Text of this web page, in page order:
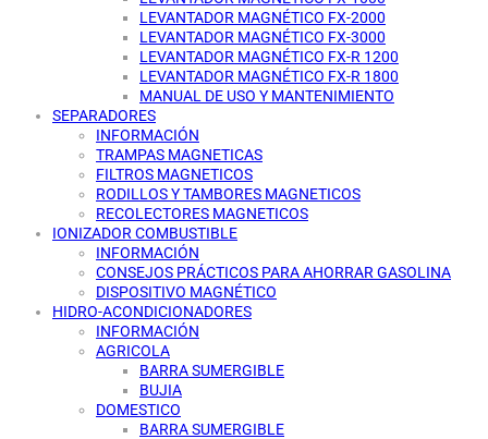
LEVANTADOR MAGNÉTICO FX-2000
LEVANTADOR MAGNÉTICO FX-3000
LEVANTADOR MAGNÉTICO FX-R 1200
LEVANTADOR MAGNÉTICO FX-R 1800
MANUAL DE USO Y MANTENIMIENTO
SEPARADORES
INFORMACIÓN
TRAMPAS MAGNETICAS
FILTROS MAGNETICOS
RODILLOS Y TAMBORES MAGNETICOS
RECOLECTORES MAGNETICOS
IONIZADOR COMBUSTIBLE
INFORMACIÓN
CONSEJOS PRÁCTICOS PARA AHORRAR GASOLINA
DISPOSITIVO MAGNÉTICO
HIDRO-ACONDICIONADORES
INFORMACIÓN
AGRICOLA
BARRA SUMERGIBLE
BUJIA
DOMESTICO
BARRA SUMERGIBLE